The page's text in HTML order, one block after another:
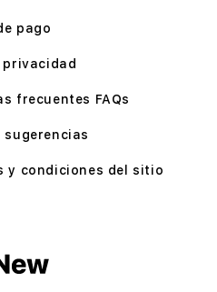
pago
privacidad
frecuentes FAQs
sugerencias
y condiciones del sitio